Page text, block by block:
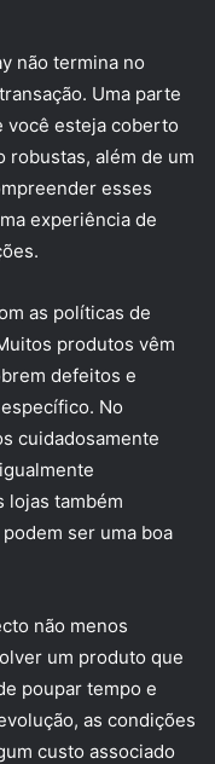
não termina no
Uma parte
você esteja coberto
robustas, além de um
esses
experiência de
as políticas de
produtos vêm
defeitos e
No
cuidadosamente
lojas também
ser uma boa
não menos
um produto que
poupar tempo e
as condições
custo associado